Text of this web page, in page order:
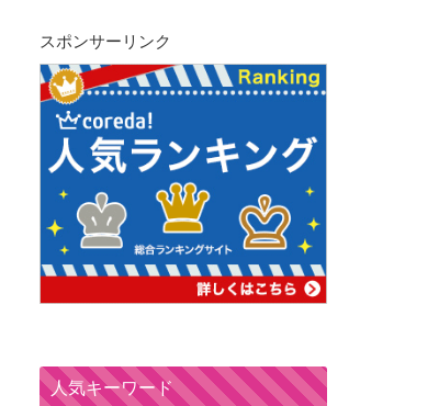
スポンサーリンク
人気キーワード